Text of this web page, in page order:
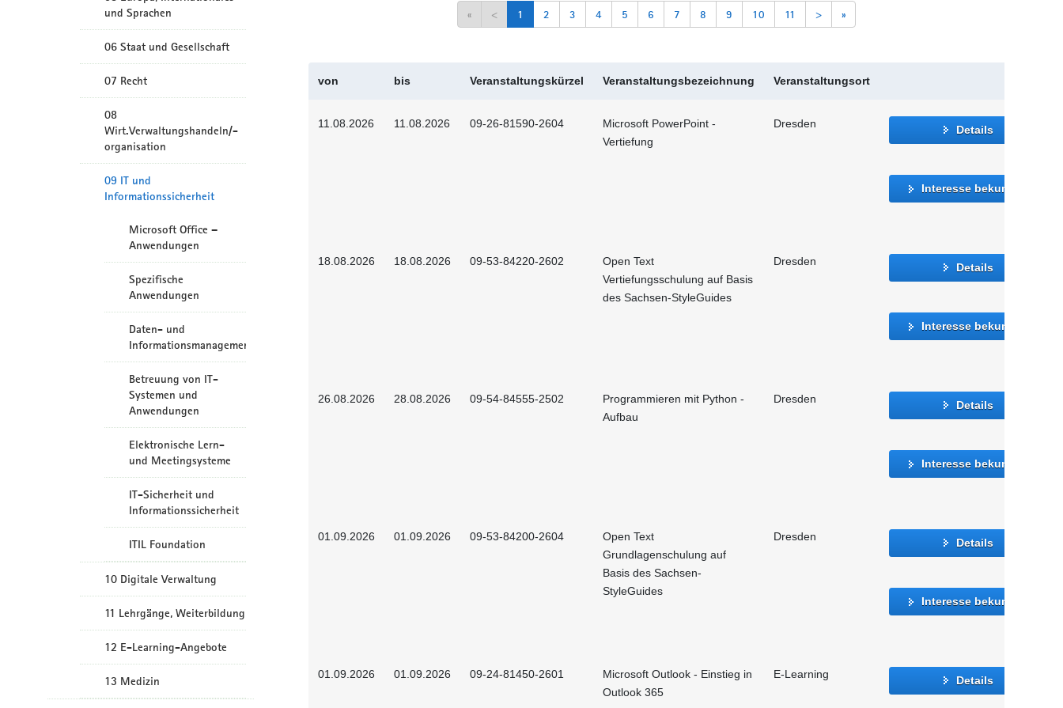
und Sprachen
06 Staat und Gesellschaft
07 Recht
08
Wirt.Verwaltungshandeln/-
organisation
09 IT und
Informationssicherheit
Microsoft Office –
Anwendungen
Spezifische
Anwendungen
Daten- und
Informationsmanagement
Betreuung von IT-
Systemen und
Anwendungen
Elektronische Lern-
und Meetingsysteme
IT-Sicherheit und
Informationssicherheit
ITIL Foundation
10 Digitale Verwaltung
11 Lehrgänge, Weiterbildung
12 E-Learning-Angebote
13 Medizin
« < 1 2 3 4 5 6 7 8 9 10 11 > »
von bis Veranstaltungskürzel Veranstaltungsbezeichnung Veranstaltungsort
11.08.2026 11.08.2026 09-26-81590-2604
Microsoft PowerPoint -
Vertiefung
Dresden Details
Interesse bekunden
18.08.2026 18.08.2026 09-53-84220-2602
Open Text
Vertiefungsschulung auf Basis
des Sachsen-StyleGuides
Dresden Details
Interesse bekunden
26.08.2026 28.08.2026 09-54-84555-2502
Programmieren mit Python -
Aufbau
Dresden Details
Interesse bekunden
01.09.2026 01.09.2026 09-53-84200-2604
Open Text
Grundlagenschulung auf
Basis des Sachsen-
StyleGuides
Dresden Details
Interesse bekunden
01.09.2026 01.09.2026 09-24-81450-2601
Microsoft Outlook - Einstieg in
Outlook 365
E-Learning Details